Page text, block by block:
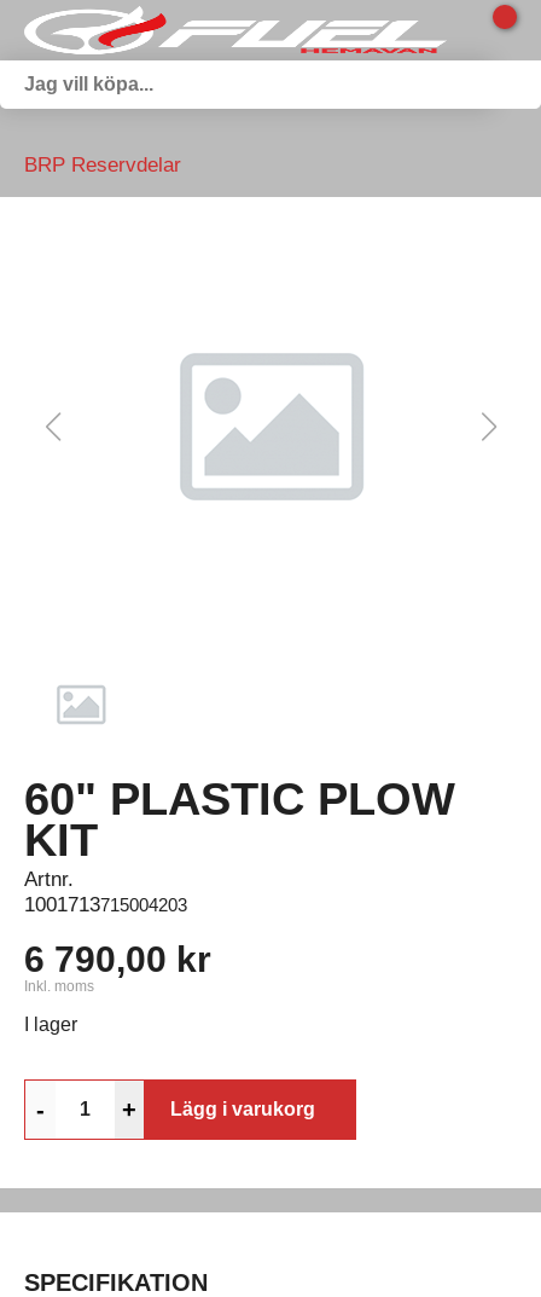
BRP Reservdelar
60" PLASTIC PLOW
KIT
Artnr.
1001713715004203
6 790,00 kr
Inkl. moms
I lager
- + Lägg i varukorg
SPECIFIKATION